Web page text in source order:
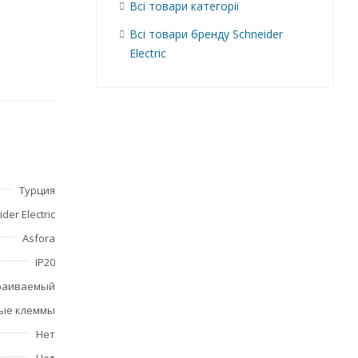
Турция
Electric
Asfora
IP20
клеммы
Нет
Всі товари категорії
Всі товари бренду Schneider
Electric